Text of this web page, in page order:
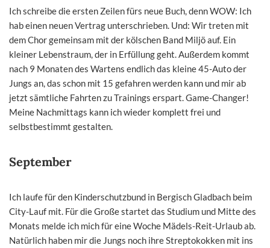
Ich schreibe die ersten Zeilen fürs neue Buch, denn WOW: Ich
hab einen neuen Vertrag unterschrieben. Und: Wir treten mit
dem Chor gemeinsam mit der kölschen Band Miljö auf. Ein
kleiner Lebenstraum, der in Erfüllung geht. Außerdem kommt
nach 9 Monaten des Wartens endlich das kleine 45-Auto der
Jungs an, das schon mit 15 gefahren werden kann und mir ab
jetzt sämtliche Fahrten zu Trainings erspart. Game-Changer!
Meine Nachmittags kann ich wieder komplett frei und
selbstbestimmt gestalten.
September
Ich laufe für den Kinderschutzbund in Bergisch Gladbach beim
City-Lauf mit. Für die Große startet das Studium und Mitte des
Monats melde ich mich für eine Woche Mädels-Reit-Urlaub ab.
Natürlich haben mir die Jungs noch ihre Streptokokken mit ins